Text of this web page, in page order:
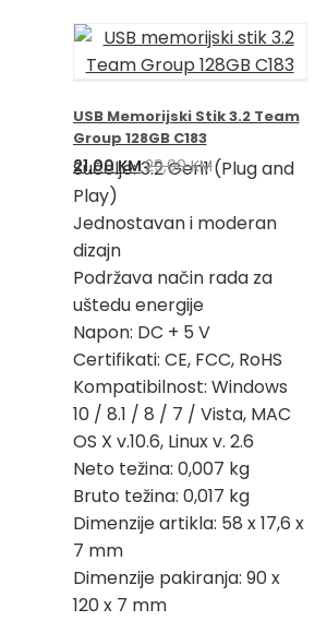
USB Memorijski Stik 3.2 Team
Group 128GB C183
29,00KM
Izvorna
cijena
bila
je:
29,00 KM.
21,00KMTrenutna
21,00 KM.
Sučelje: 3.2 Gen1 (Plug and
Play)
Jednostavan i moderan
dizajn
Podržava način rada za
uštedu energije
Napon: DC + 5 V
Certifikati: CE, FCC, RoHS
Kompatibilnost: Windows
10 / 8.1 / 8 / 7 / Vista, MAC
OS X v.10.6, Linux v. 2.6
Neto težina: 0,007 kg
Bruto težina: 0,017 kg
Dimenzije artikla: 58 x 17,6 x
7 mm
Dimenzije pakiranja: 90 x
120 x 7 mm